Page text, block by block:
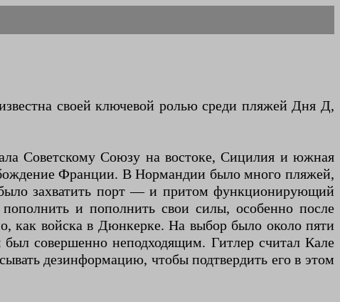
своей ключевой ролью среди пляжей Дня Д,
Советскому Союзу на востоке, Сицилия и южная
Франции. В Нормандии было много пляжей,
захватить порт — и притом функционирующий
и пополнить свои силы, особенно после
как войска в Дюнкерке. На выбор было около пяти
совершенно неподходящим. Гитлер считал Кале
дезинформацию, чтобы подтвердить его в этом